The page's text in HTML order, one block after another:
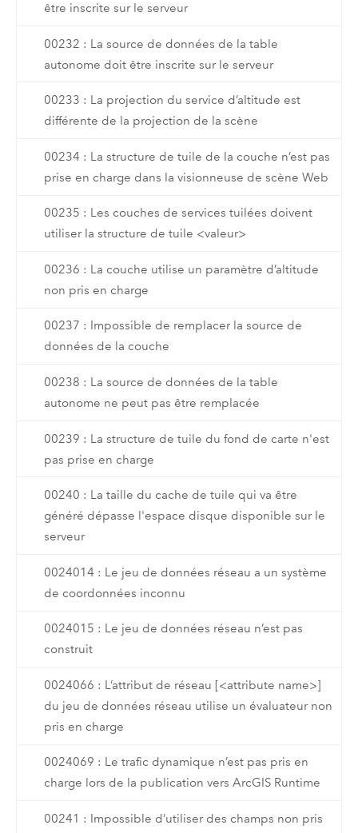
être inscrite sur le serveur
00232 : La source de données de la table
autonome doit être inscrite sur le serveur
00233 : La projection du service d’altitude est
différente de la projection de la scène
00234 : La structure de tuile de la couche n’est pas
prise en charge dans la visionneuse de scène Web
00235 : Les couches de services tuilées doivent
utiliser la structure de tuile <valeur>
00236 : La couche utilise un paramètre d’altitude
non pris en charge
00237 : Impossible de remplacer la source de
données de la couche
00238 : La source de données de la table
autonome ne peut pas être remplacée
00239 : La structure de tuile du fond de carte n'est
pas prise en charge
00240 : La taille du cache de tuile qui va être
généré dépasse l'espace disque disponible sur le
serveur
0024014 : Le jeu de données réseau a un système
de coordonnées inconnu
0024015 : Le jeu de données réseau n’est pas
construit
0024066 : L’attribut de réseau [<attribute name>]
du jeu de données réseau utilise un évaluateur non
pris en charge
0024069 : Le trafic dynamique n’est pas pris en
charge lors de la publication vers ArcGIS Runtime
00241 : Impossible d’utiliser des champs non pris